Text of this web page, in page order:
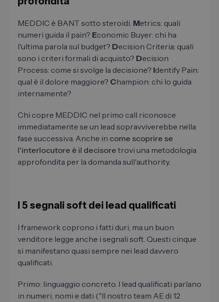
MEDDIC è BANT sotto steroidi. Metrics: quali
numeri guida il pain? Economic Buyer: chi ha
l'ultima parola sul budget? Decision Criteria: quali
sono i criteri formali di acquisto? Decision
Process: come si svolge la decisione? Identify Pain:
qual è il dolore maggiore? Champion: chi lo guida
internamente?
Chi copre MEDDIC nel primo call riconosce
immediatamente se un lead sopravviverebbe nella
fase successiva. Anche in come scoprire se
l'interlocutore è il decisore trovi una metodologia
approfondita per la domanda sull'authority.
I 5 segnali soft dei lead qualificati
I framework coprono i fatti duri, ma un buon
venditore legge anche i segnali soft. Questi cinque
si manifestano quasi sempre nei lead davvero
qualificati.
Primo: linguaggio concreto. I lead qualificati parlano
in numeri, nomi e dati ("Il nostro team AE di 12